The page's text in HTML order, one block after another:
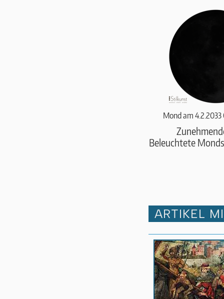
Mond am 4.2.2033
Beleuchtete
ARTIKEL